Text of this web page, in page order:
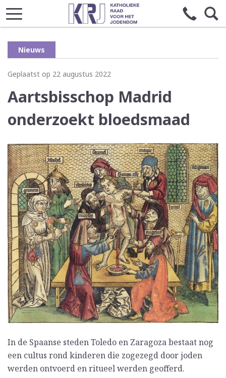
Nieuws
Geplaatst op 22 augustus 2022
Aartsbisschop Madrid
onderzoekt bloedsmaad
In de Spaanse steden Toledo en Zaragoza bestaat nog
een cultus rond kinderen die zogezegd door joden
werden ontvoerd en ritueel werden geofferd.